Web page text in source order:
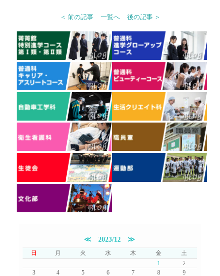
＜ 前の記事 一覧へ 後の記事 ＞
≪ 2023/12 ≫
日 月 火 水 木 金
土
1
2
3
4 5 6 7 8
9